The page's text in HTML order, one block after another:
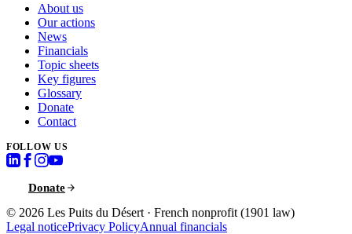
About us
Our actions
News
Financials
Topic sheets
Key figures
Glossary
Donate
Contact
FOLLOW US
Donate
© 2026 Les Puits du Désert · French nonprofit (1901 law)
Legal noticePrivacy PolicyAnnual financials